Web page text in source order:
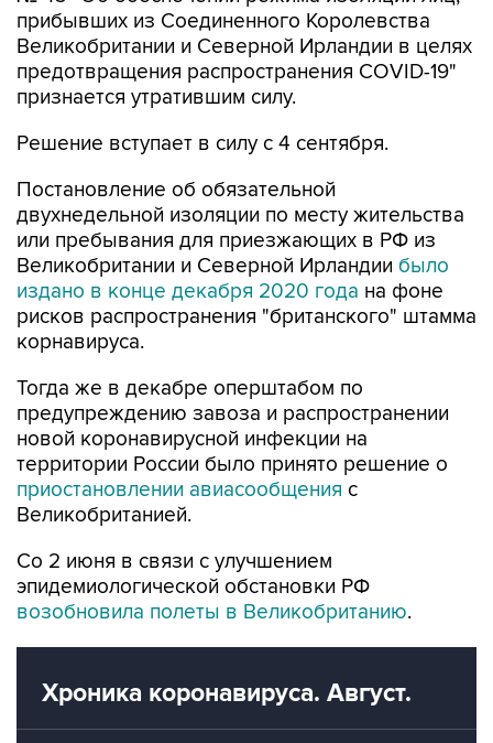
прибывших из Соединенного Королевства
Великобритании и Северной Ирландии в целях
предотвращения распространения COVID-19"
признается утратившим силу.
Решение вступает в силу с 4 сентября.
Постановление об обязательной
двухнедельной изоляции по месту жительства
или пребывания для приезжающих в РФ из
Великобритании и Северной Ирландии было
издано в конце декабря 2020 года на фоне
рисков распространения "британского" штамма
корнавируса.
Тогда же в декабре оперштабом по
предупреждению завоза и распространении
новой коронавирусной инфекции на
территории России было принято решение о
приостановлении авиасообщения с
Великобританией.
Со 2 июня в связи с улучшением
эпидемиологической обстановки РФ
возобновила полеты в Великобританию.
Хроника коронавируса. Август.